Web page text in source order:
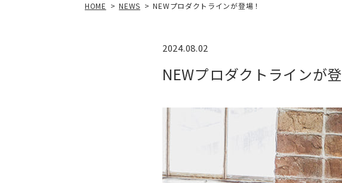
HOME NEWS NEWプロダクトラインが登場！
2024.08.02
NEWプロダクトラインが登